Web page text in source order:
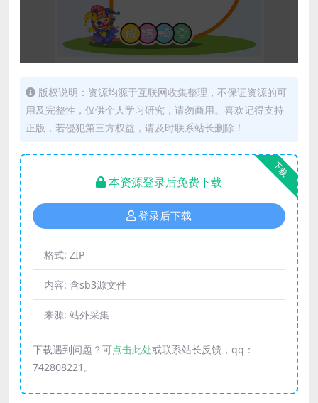
版权说明：资源均源于互联网收集整理，不保证资源的可
用及完整性，仅供个人学习研究，请勿商用。喜欢记得支持
正版，若侵犯第三方权益，请及时联系站长删除！
下载
本资源登录后免费下载
登录后下载
格式: ZIP
内容: 含sb3源文件
来源: 站外采集
下载遇到问题？可点击此处或联系站长反馈，qq：
742808221。